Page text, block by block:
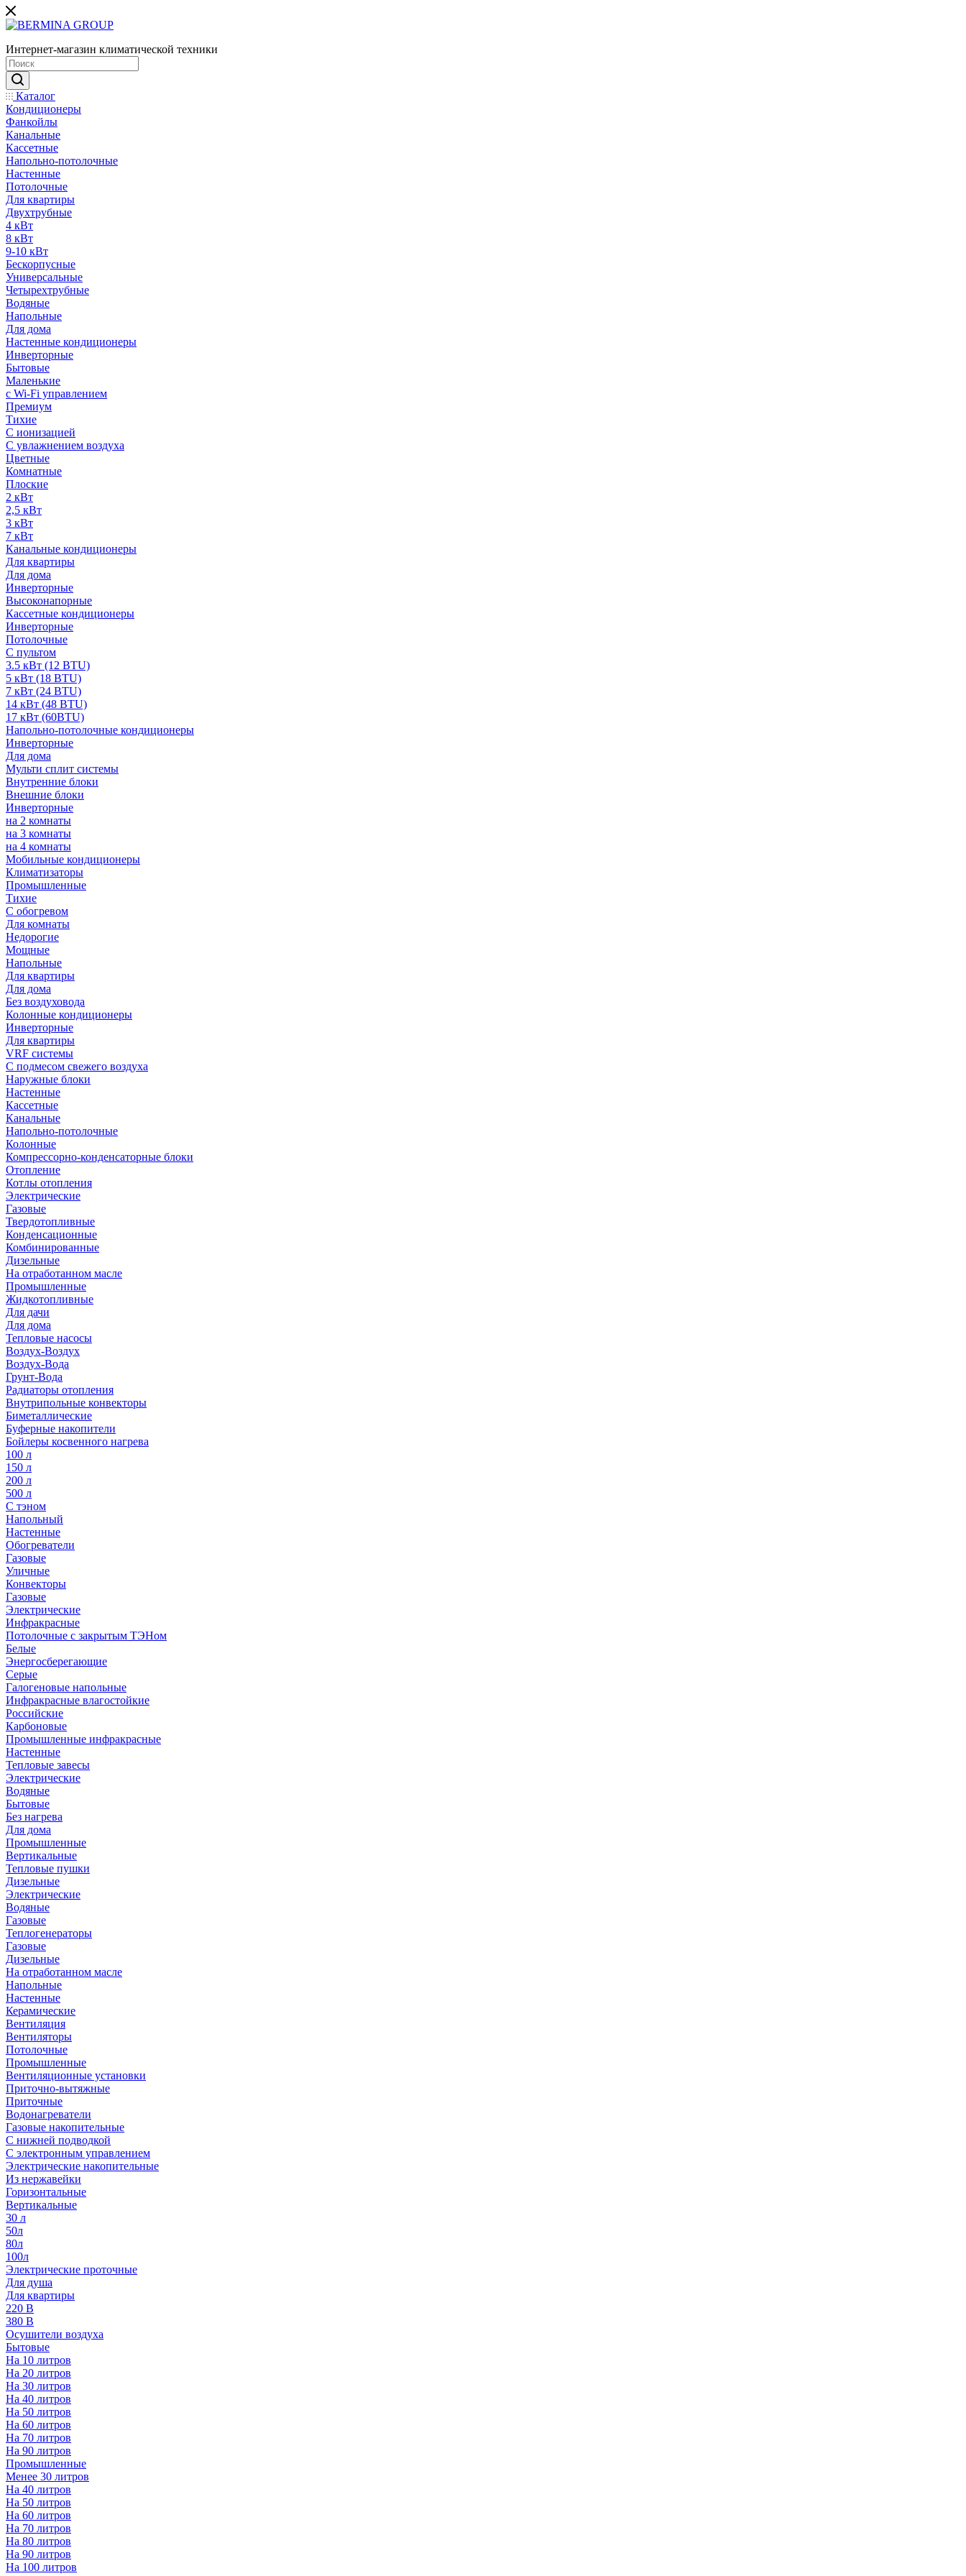
Интернет-магазин климатической техники
Каталог
Кондиционеры
Фанкойлы
Канальные
Кассетные
Напольно-потолочные
Настенные
Потолочные
Для квартиры
Двухтрубные
4 кВт
8 кВт
9-10 кВт
Бескорпусные
Универсальные
Четырехтрубные
Водяные
Напольные
Для дома
Настенные кондиционеры
Инверторные
Бытовые
Маленькие
с Wi-Fi управлением
Премиум
Тихие
С ионизацией
С увлажнением воздуха
Цветные
Комнатные
Плоские
2 кВт
2,5 кВт
3 кВт
7 кВт
Канальные кондиционеры
Для квартиры
Для дома
Инверторные
Высоконапорные
Кассетные кондиционеры
Инверторные
Потолочные
С пультом
3.5 кВт (12 BTU)
5 кВт (18 BTU)
7 кВт (24 BTU)
14 кВт (48 BTU)
17 кВт (60BTU)
Напольно-потолочные кондиционеры
Инверторные
Для дома
Мульти сплит системы
Внутренние блоки
Внешние блоки
Инверторные
на 2 комнаты
на 3 комнаты
на 4 комнаты
Мобильные кондиционеры
Климатизаторы
Промышленные
Тихие
С обогревом
Для комнаты
Недорогие
Мощные
Напольные
Для квартиры
Для дома
Без воздуховода
Колонные кондиционеры
Инверторные
Для квартиры
VRF системы
С подмесом свежего воздуха
Наружные блоки
Настенные
Кассетные
Канальные
Напольно-потолочные
Колонные
Компрессорно-конденсаторные блоки
Отопление
Котлы отопления
Электрические
Газовые
Твердотопливные
Конденсационные
Комбинированные
Дизельные
На отработанном масле
Промышленные
Жидкотопливные
Для дачи
Для дома
Тепловые насосы
Воздух-Воздух
Воздух-Вода
Грунт-Вода
Радиаторы отопления
Внутрипольные конвекторы
Биметаллические
Буферные накопители
Бойлеры косвенного нагрева
100 л
150 л
200 л
500 л
С тэном
Напольный
Настенные
Обогреватели
Газовые
Уличные
Конвекторы
Газовые
Электрические
Инфракрасные
Потолочные с закрытым ТЭНом
Белые
Энергосберегающие
Серые
Галогеновые напольные
Инфракрасные влагостойкие
Российские
Карбоновые
Промышленные инфракрасные
Настенные
Тепловые завесы
Электрические
Водяные
Бытовые
Без нагрева
Для дома
Промышленные
Вертикальные
Тепловые пушки
Дизельные
Электрические
Водяные
Газовые
Теплогенераторы
Газовые
Дизельные
На отработанном масле
Напольные
Настенные
Керамические
Вентиляция
Вентиляторы
Потолочные
Промышленные
Вентиляционные установки
Приточно-вытяжные
Приточные
Водонагреватели
Газовые накопительные
С нижней подводкой
С электронным управлением
Электрические накопительные
Из нержавейки
Горизонтальные
Вертикальные
30 л
50л
80л
100л
Электрические проточные
Для душа
Для квартиры
220 В
380 В
Осушители воздуха
Бытовые
На 10 литров
На 20 литров
На 30 литров
На 40 литров
На 50 литров
На 60 литров
На 70 литров
На 90 литров
Промышленные
Менее 30 литров
На 40 литров
На 50 литров
На 60 литров
На 70 литров
На 80 литров
На 90 литров
На 100 литров